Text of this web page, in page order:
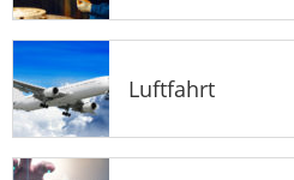
Luftfahrt